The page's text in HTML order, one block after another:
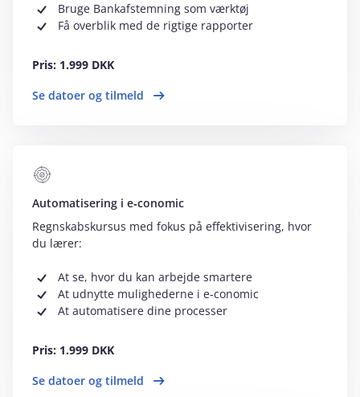
Bruge Bankafstemning som værktøj
Få overblik med de rigtige rapporter
Pris: 1.999 DKK
Se datoer og tilmeld
Automatisering i e‑conomic
Regnskabskursus med fokus på effektivisering, hvor
du lærer:
At se, hvor du kan arbejde smartere
At udnytte mulighederne i e‑conomic
At automatisere dine processer
Pris: 1.999 DKK
Se datoer og tilmeld